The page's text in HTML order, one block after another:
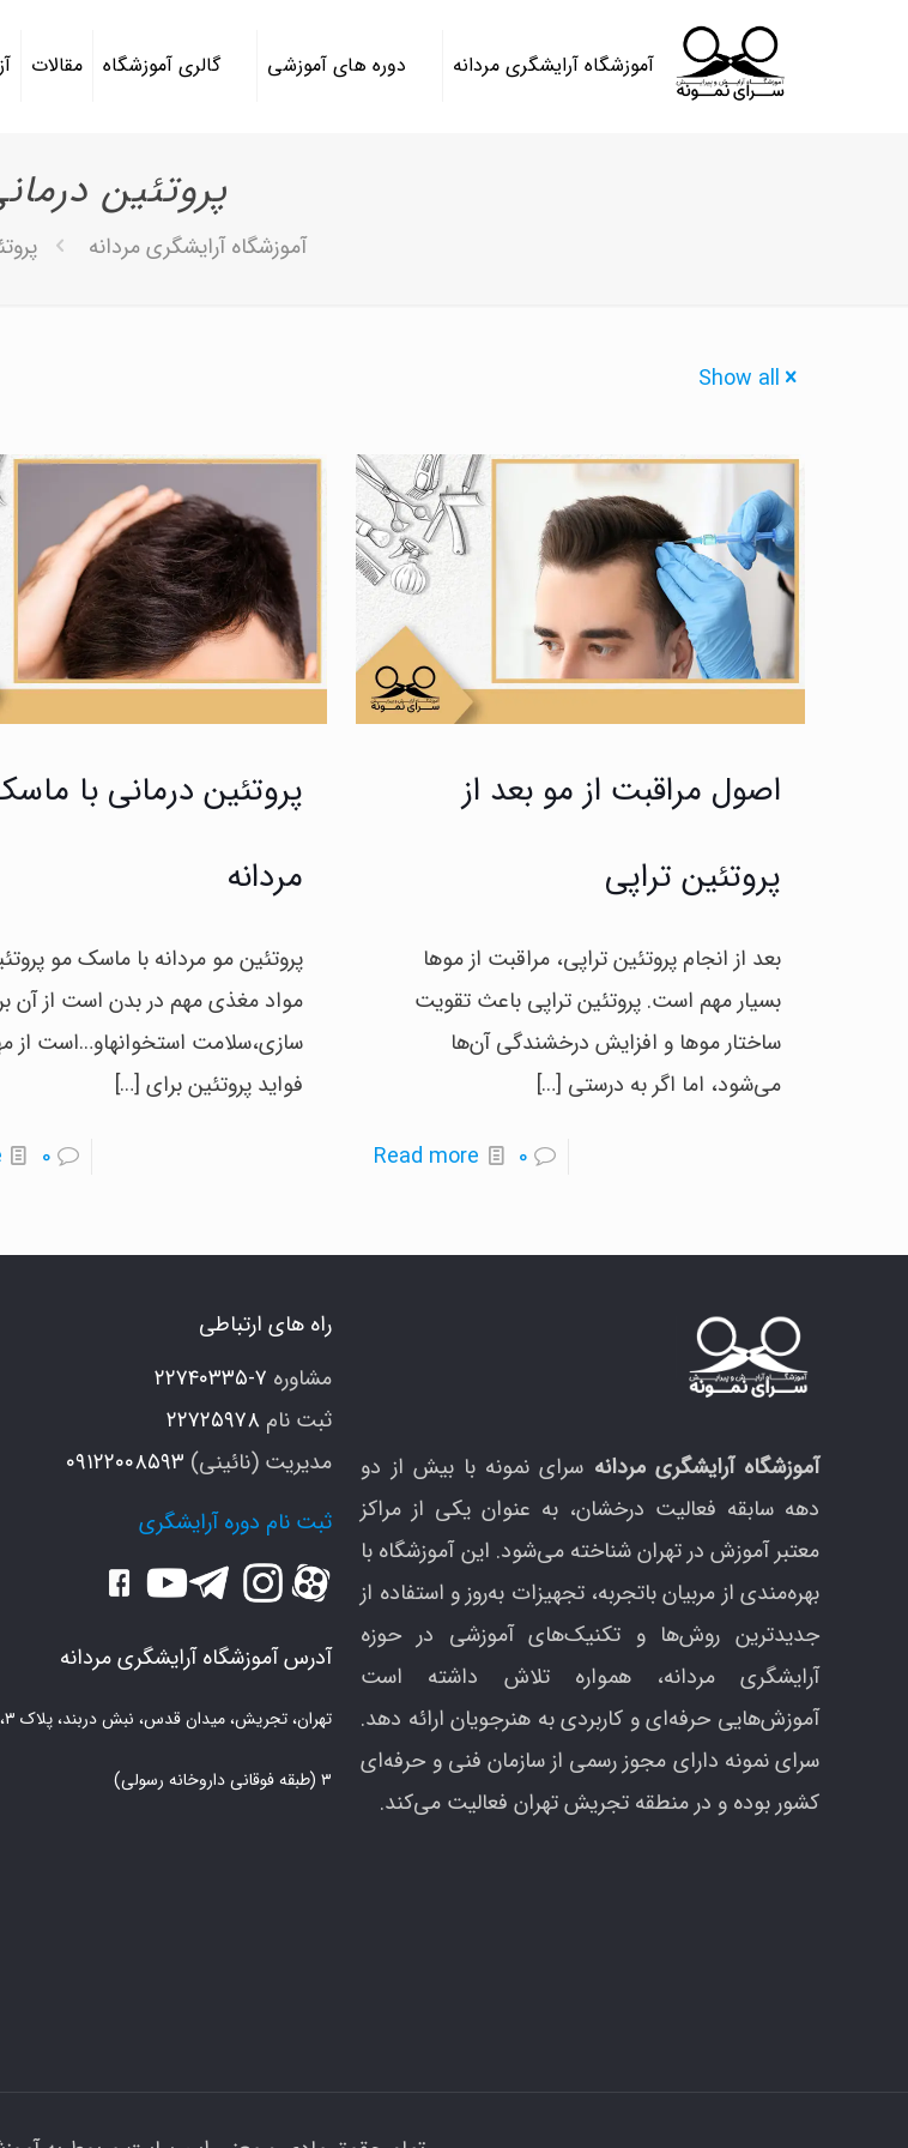
آموزشگاه آرایشگری مردانه دوره های آموزشی گالری آموزشگاه مقالات
پروتئین
آموزشگاه آرایشگری مردانه
Show all
اصول مراقبت از مو بعد از
پروتئین تراپی
بعد از انجام پروتئین تراپی، مراقبت از موها
بسیار مهم است. پروتئین تراپی باعث تقویت
ساختار موها و افزایش درخشندگی آن‌ها
می‌شود، اما اگر به درستی […]
0
Read more
-
از
پروتئین
پروتئین درمانی با
مردانه
پروتئین مو مردانه با ماسک مو
مواد مغذی مهم در بدن است از آن
سازی،سلامت استخوانهاو…است از
فواید پروتئین برای[…]
0
آموزشگاه آرایشگری مردانه سرای نمونه با بیش از دو
دهه سابقه فعالیت درخشان، به عنوان یکی از مراکز
معتبر آموزش در تهران شناخته می‌شود. این آموزشگاه با
بهره‌مندی از مربیان باتجربه، تجهیزات به‌روز و استفاده از
جدیدترین روش‌ها و تکنیک‌های آموزشی در حوزه
آرایشگری مردانه، همواره تلاش داشته است
آموزش‌هایی حرفه‌ای و کاربردی به هنرجویان ارائه دهد.
سرای نمونه دارای مجوز رسمی از سازمان فنی و حرفه‌ای
کشور بوده و در منطقه تجریش تهران فعالیت می‌کند.
راه های ارتباطی
مشاوره ۷-۲۲۷۴۰۳۳۵
ثبت نام ۲۲۷۲۵۹۷۸
مدیریت (نائینی) ۰۹۱۲۲۰۰۸۵۹۳
ثبت نام دوره آرایشگری
آدرس آموزشگاه آرایشگری مردانه
تهران، تجریش، میدان قدس، نبش دربند، پلاک ۳، طبقه
۳ (طبقه فوقانی داروخانه رسولی)